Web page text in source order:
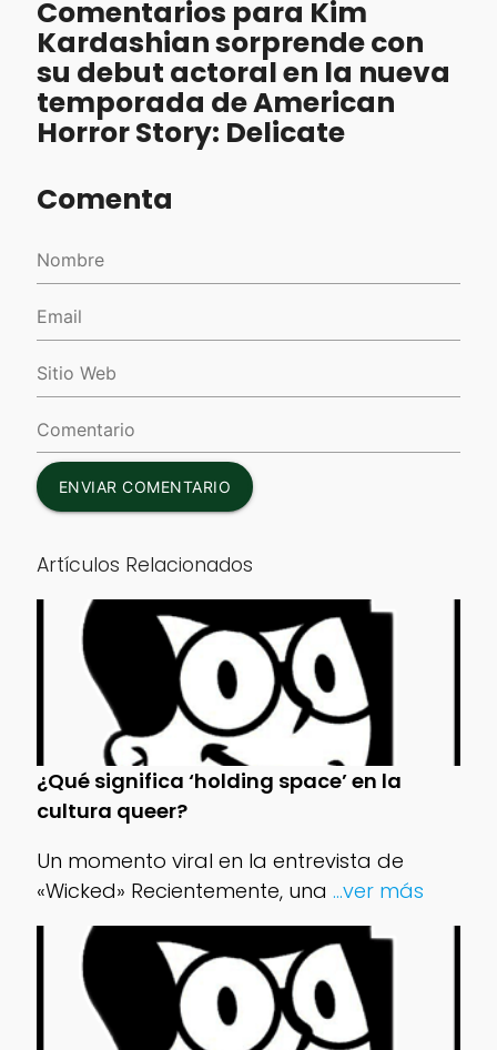
Comentarios para Kim
Kardashian sorprende con
su debut actoral en la nueva
temporada de American
Horror Story: Delicate
Comenta
ENVIAR COMENTARIO
Artículos Relacionados
¿Qué significa ‘holding space’ en la
cultura queer?
Un momento viral en la entrevista de
«Wicked» Recientemente, una ...ver más